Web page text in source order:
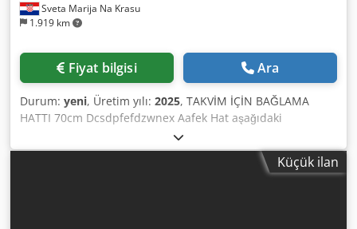
Sveta Marija Na Krasu
1.919 km
Fiyat bilgisi Ara
Durum: yeni, Üretim yılı: 2025, TAKVİM İÇİN BAĞLAMA
HATTI 70cm Dcsdpfefdzwnex Aafek Hat aşağıdaki
makinelerden oluşmaktadır; 1. MAGRAF DELME MAKINESI
EP-70 2. MAGRAF YARI OTOMATİK CİLTLEME MAKİNESİ AS-
Küçük ilan